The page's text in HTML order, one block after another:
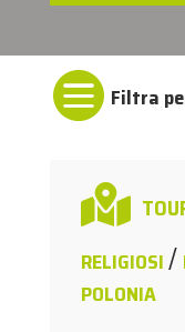


RELIGIOSI/
POLONIA